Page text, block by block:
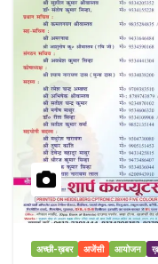
अच्छी-ख़बर अजेंसी आयोजन